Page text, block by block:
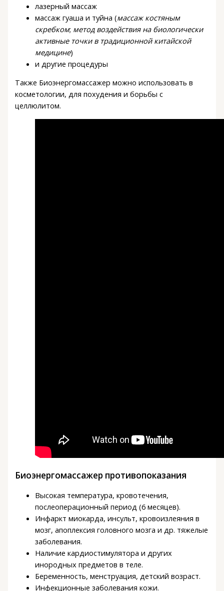
лазерный массаж
массаж гуаша и туйна (массаж костяным
скребком; метод воздействия на биологически
активные точки в традиционной китайской
медицине)
и другие процедуры
Также Биоэнергомассажер можно использовать в
косметологии, для похудения и борьбы с
целлюлитом.
Биоэнергомассажер противопоказания
Высокая температура, кровотечения,
послеоперационный период (6 месяцев).
Инфаркт миокарда, инсульт, кровоизлеяния в
мозг, апоплексия головного мозга и др. тяжелые
заболевания.
Наличие кардиостимулятора и других
инородных предметов в теле.
Беременность, менструация, детский возраст.
Инфекционные заболевания кожи.